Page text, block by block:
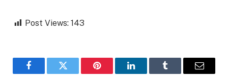
Post Views: 143
FacebookTwitter Pinterest LinkedInTumblr Email